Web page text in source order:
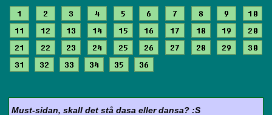
1 2 3 4 5 6 7 8 9
10
11
12 13 14 15 16 17 18 19
20
21
22 23 24 25 26 27 28 29
30
31
32 33 34 35 36
Must-sidan, skall det stå dasa eller dansa? :S